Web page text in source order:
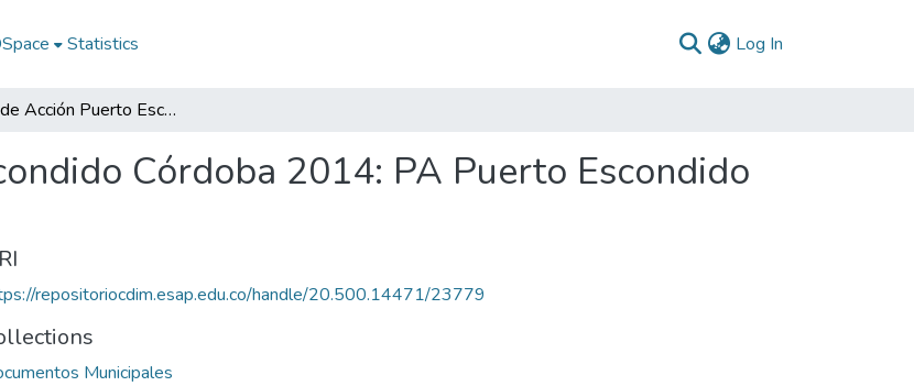
Statistics Log In
Plan de Acción Puerto Escondido Córdoba 2014: PA Puerto Escondido Córdoba 2014
Córdoba 2014: PA Puerto Escondido
repositoriocdim.esap.edu.co/handle/20.500.14471/23779
Municipales